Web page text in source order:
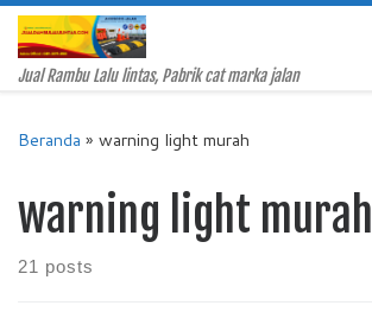
Skip to content
Jual Rambu Lalu lintas, Pabrik cat marka jalan
Beranda » warning light murah
warning light murah
21 posts